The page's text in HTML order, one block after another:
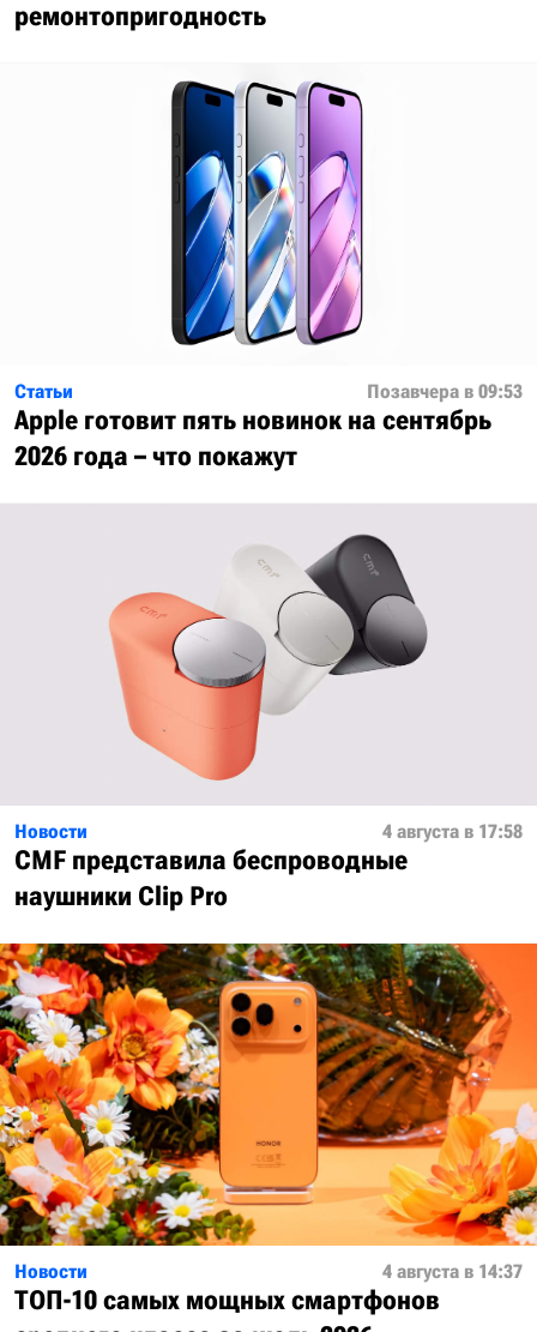
ремонтопригодность
Статьи Позавчера в 09:53
Apple готовит пять новинок на сентябрь
2026 года – что покажут
Новости 4 августа в 17:58
CMF представила беспроводные
наушники Clip Pro
Новости 4 августа в 14:37
ТОП-10 самых мощных смартфонов